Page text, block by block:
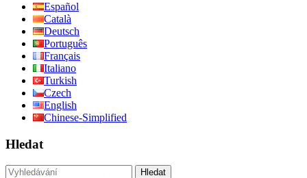
Español
Català
Deutsch
Português
Français
Italiano
Turkish
Czech
English
Chinese-Simplified
Hledat
Hledat